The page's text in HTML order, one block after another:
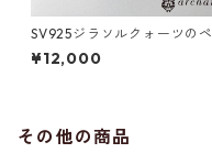
SV925ジラソルクォーツのペ
ンダントトップ
¥12,000
その他の商品